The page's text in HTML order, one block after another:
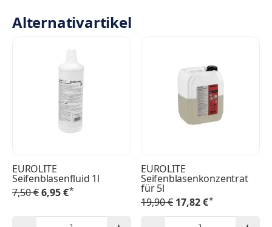
Alternativartikel
EUROLITE
Seifenblasenfluid 1l
7,50 €6,95 €*
EUROLITE
Seifenblasenkonzentrat
für 5l
19,90 € 17,82 €*